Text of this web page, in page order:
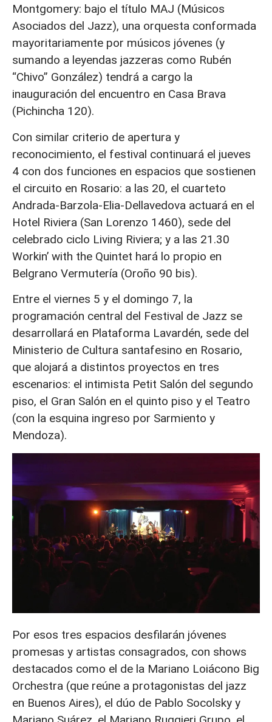
Montgomery: bajo el título MAJ (Músicos
Asociados del Jazz), una orquesta conformada
mayoritariamente por músicos jóvenes (y
sumando a leyendas jazzeras como Rubén
“Chivo” González) tendrá a cargo la
inauguración del encuentro en Casa Brava
(Pichincha 120).
Con similar criterio de apertura y
reconocimiento, el festival continuará el jueves
4 con dos funciones en espacios que sostienen
el circuito en Rosario: a las 20, el cuarteto
Andrada-Barzola-Elia-Dellavedova actuará en el
Hotel Riviera (San Lorenzo 1460), sede del
celebrado ciclo Living Riviera; y a las 21.30
Workin’ with the Quintet hará lo propio en
Belgrano Vermutería (Oroño 90 bis).
Entre el viernes 5 y el domingo 7, la
programación central del Festival de Jazz se
desarrollará en Plataforma Lavardén, sede del
Ministerio de Cultura santafesino en Rosario,
que alojará a distintos proyectos en tres
escenarios: el intimista Petit Salón del segundo
piso, el Gran Salón en el quinto piso y el Teatro
(con la esquina ingreso por Sarmiento y
Mendoza).
Por esos tres espacios desfilarán jóvenes
promesas y artistas consagrados, con shows
destacados como el de la Mariano Loiácono Big
Orchestra (que reúne a protagonistas del jazz
en Buenos Aires), el dúo de Pablo Socolsky y